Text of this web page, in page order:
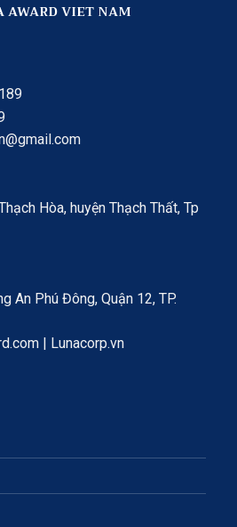
AWARD VIET NAM
Hòa, huyện Thạch Thất, Tp
An Phú Đông, Quận 12, TP.
| Lunacorp.vn